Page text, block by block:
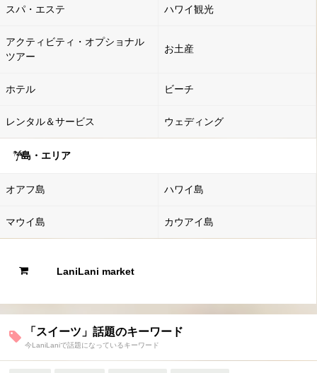
スパ・エステ ハワイ観光
アクティビティ・オプショナル
ツアー
お土産
ホテル ビーチ
レンタル＆サービス ウェディング
島・エリア
オアフ島 ハワイ島
マウイ島 カウアイ島
LaniLani market
「スイーツ」話題のキーワード
今LaniLaniで話題になっているキーワード